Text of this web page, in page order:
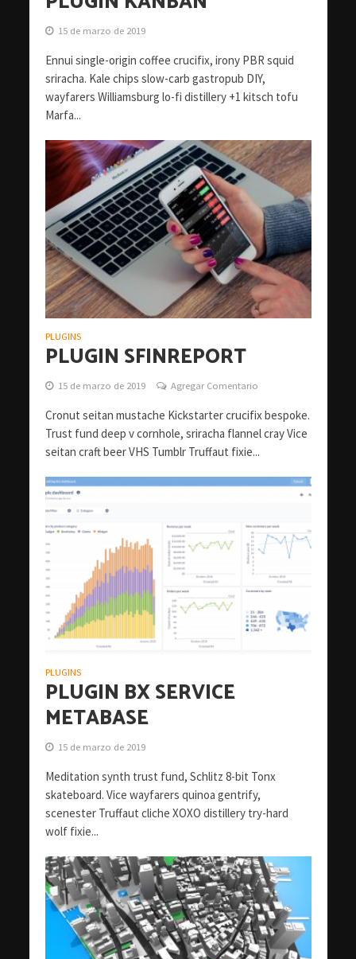
15 de marzo de 2019
Ennui single-origin coffee crucifix, irony PBR squid
sriracha. Kale chips slow-carb gastropub DIY,
wayfarers Williamsburg lo-fi distillery +1 kitsch tofu
Marfa...
PLUGINS
PLUGIN SFINREPORT
15 de marzo de 2019 Agregar Comentario
Cronut seitan mustache Kickstarter crucifix bespoke.
Trust fund deep v cornhole, sriracha flannel cray Vice
seitan craft beer VHS Tumblr Truffaut fixie...
PLUGINS
PLUGIN BX SERVICE
METABASE
15 de marzo de 2019
Meditation synth trust fund, Schlitz 8-bit Tonx
skateboard. Vice wayfarers quinoa gentrify,
scenester Truffaut cliche XOXO distillery try-hard
wolf fixie...